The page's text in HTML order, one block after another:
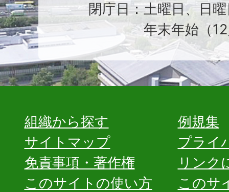
閉庁日：土曜日、日
年末年始（
組織から探す
例規集
サイトマップ
プライ
免責事項・著作権
リンク
このサイトの使い方
このサ